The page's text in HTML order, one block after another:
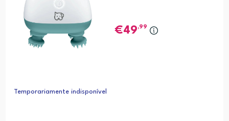
49,99
Temporariamente indisponível